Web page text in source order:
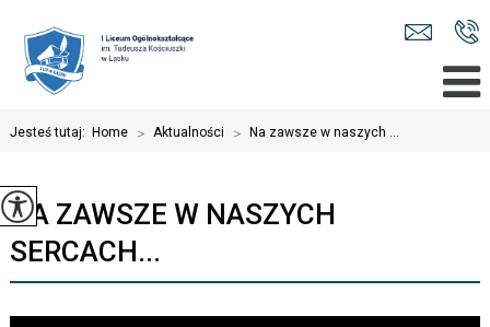
Jesteś tutaj: Home > Aktualności > Na zawsze w naszych ...
NA ZAWSZE W NASZYCH
SERCACH...